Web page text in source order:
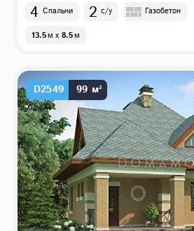
4 Спальни 2 с/у Газобетон
13.5м x 8.5м
D2549 99 м²